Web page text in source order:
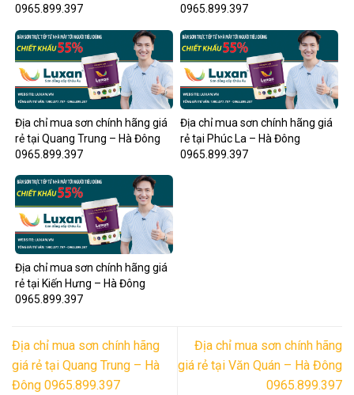
0965.899.397
0965.899.397
Địa chỉ mua sơn chính hãng giá
rẻ tại Quang Trung – Hà Đông
0965.899.397
Địa chỉ mua sơn chính hãng giá
rẻ tại Phúc La – Hà Đông
0965.899.397
Địa chỉ mua sơn chính hãng giá
rẻ tại Kiến Hưng – Hà Đông
0965.899.397
Địa chỉ mua sơn chính hãng
giá rẻ tại Quang Trung – Hà
Đông 0965.899.397
Địa chỉ mua sơn chính hãng
giá rẻ tại Văn Quán – Hà Đông
0965.899.397